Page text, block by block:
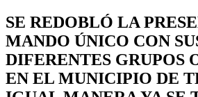
SE REDOBLÓ LA
MANDO ÚNICO CON
DIFERENTES GRUPOS
EN EL MUNICIPIO DE